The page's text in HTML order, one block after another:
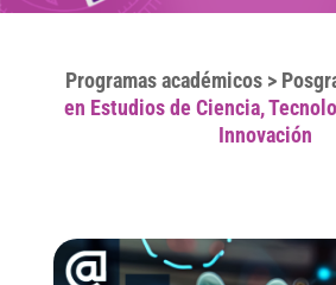
Programas académicos>
en Estudios de Ciencia,
Innovación